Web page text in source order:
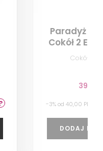
Paradyż
Cokół 2 El.-
Cokół,
39,00
-3% od 40,00 PLN
DODAJ DO